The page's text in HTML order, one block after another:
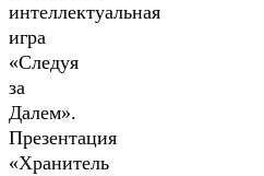
интеллектуальная
игра
«Следуя
за
Далем».
Презентация
«Хранитель